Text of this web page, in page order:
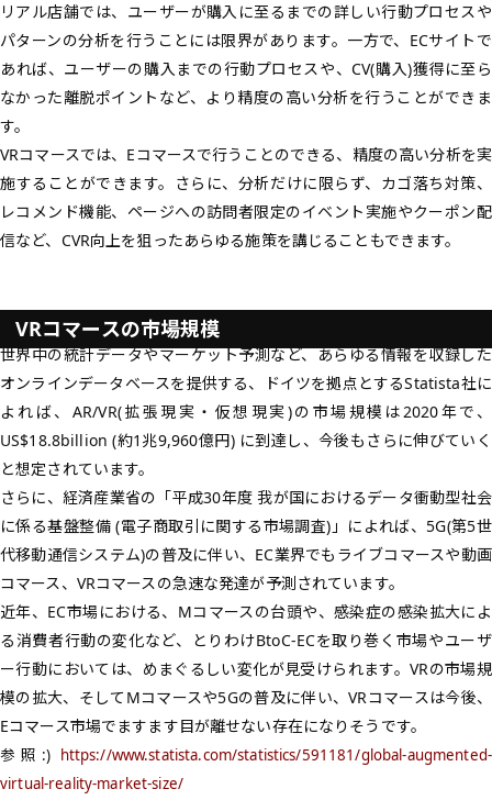
リアル店舗では、ユーザーが購入に至るまでの詳しい行動プロセスや
パターンの分析を行うことには限界があります。一方で、ECサイトで
あれば、ユーザーの購入までの行動プロセスや、CV(購入)獲得に至ら
なかった離脱ポイント など、より精度の高い分析を行うことができま
す。
VRコマースでは、Eコマースで行うことのできる、精度の高い分析を実
施することができます。さらに、分析だけに限らず、カゴ落ち対策、
レコメンド機能、ページへの訪問者限定のイベント実施やクーポン配
信など、CVR向上を狙ったあらゆる施策を講じることもできます。
VRコマースの市場規模
世界中の統計データやマーケット予測など、あらゆる情報を収録した
オンラインデータベースを提供する、ドイツを拠点とするStatista社に
よれば、AR/VR(拡張現実・仮想現実)の市場規模は2020年で、
US$18.8billion (約1兆9,960億円) に到達し、今後もさらに伸びていく
と想定されています。
さらに、経済産業省の「平成30年度 我が国におけるデータ衝動型社会
に係る基盤整備 (電子商取引に関する市場調査)」によれば、5G(第5世
代移動通信システム)の普及に伴い、EC業界でもライブコマースや動画
コマース、VRコマースの急速な発達が予測されています。
近年、EC市場における、Mコマースの台頭や、感染症の感染拡大によ
る消費者行動の変化など、とりわけBtoC-ECを取り巻く市場やユーザ
ー行動においては、めまぐるしい変化が見受けられます。VRの市場規
模の拡大、そしてMコマースや5Gの普及に伴い、VRコマースは今後、
Eコマース市場でますます目が離せない存在になりそうです。
参照:) https://www.statista.com/statistics/591181/global-augmented-
virtual-reality-market-size/